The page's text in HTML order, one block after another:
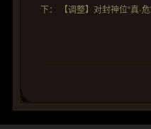
下： 【调整】对封神位“真·